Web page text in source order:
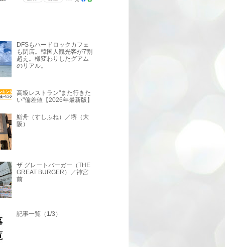
DFSもハードロックカフェ
も閉店。韓国人観光客が7割
超え。様変わりしたグアム
のリアル。
高級レストラン"また行きた
い"偏差値【2026年最新版】
鮨舟（すしふね）／堺（大
阪）
ザ グレートバーガー（THE
GREAT BURGER）／神宮
前
記事一覧（1/3）